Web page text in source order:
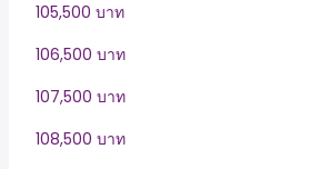
105,500 บาท
106,500 บาท
107,500 บาท
108,500 บาท